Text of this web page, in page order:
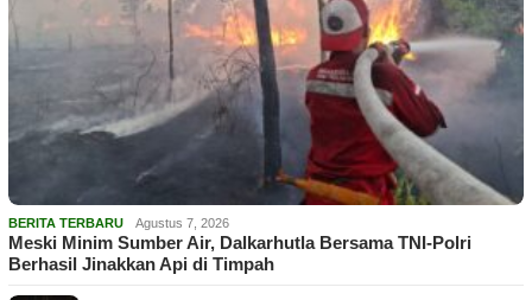
BERITA TERBARU Agustus 7, 2026
Meski Minim Sumber Air, Dalkarhutla Bersama TNI-Polri
Berhasil Jinakkan Api di Timpah